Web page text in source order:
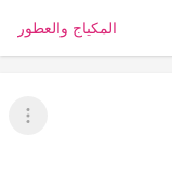
المكياج والعطور
عرض